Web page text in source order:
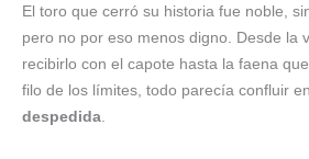
El toro que cerró su historia fue noble,
pero no por eso menos digno. Desde la
recibirlo con el capote hasta la faena
filo de los límites, todo parecía confluir
despedida.